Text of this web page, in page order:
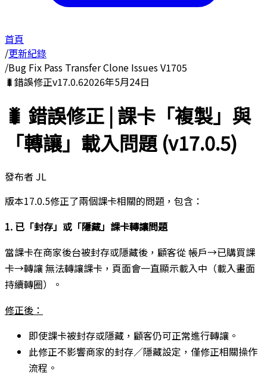
首頁
/更新紀錄
/Bug Fix Pass Transfer Clone Issues V1705
🐛錯誤修正v17.0.62026年5月24日
🐛 錯誤修正 | 課卡「複製」與
「轉讓」載入問題 (v17.0.5)
發布者 JL
版本17.0.5修正了兩個課卡相關的問題，包含：
1. 已「封存」或「隱藏」課卡轉讓問題
當課卡在商家後台被封存或隱藏後，顧客從 帳戶→已購買課
卡→轉讓 無法轉讓課卡，頁面會一直顯示載入中（載入畫面
持續轉圈）。
修正後：
即使課卡被封存或隱藏，顧客仍可正常進行轉讓。
此修正不影響商家的封存／隱藏設定，僅修正相關操作
流程。